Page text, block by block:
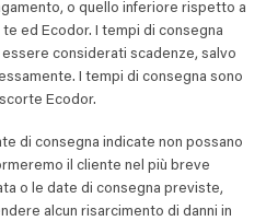
o quello inferiore rispetto a
ed Ecodor. I tempi di consegna
considerati scadenze, salvo
I tempi di consegna sono
Ecodor.
di consegna indicate non possano
il cliente nel più breve
o le date di consegna previste,
alcun risarcimento di danni in